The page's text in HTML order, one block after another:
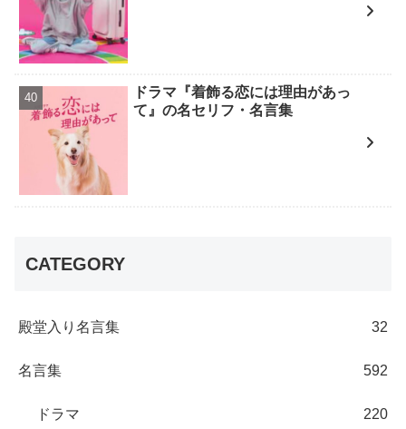
ドラマ『着飾る恋には理由があっ
て』の名セリフ・名言集
CATEGORY
殿堂入り名言集 32
名言集 592
ドラマ 220